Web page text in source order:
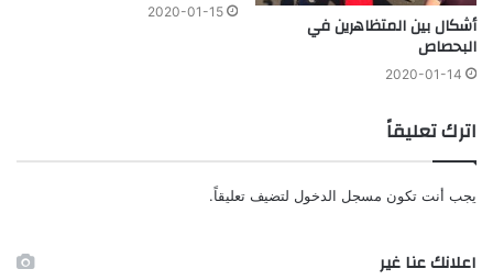
أشكال بين المتظاهرين في
البحصاص
2020-01-14
2020-01-15
اترك تعليقاً
يجب أنت تكون مسجل الدخول لتضيف تعليقاً.
اعلانك عنا غير